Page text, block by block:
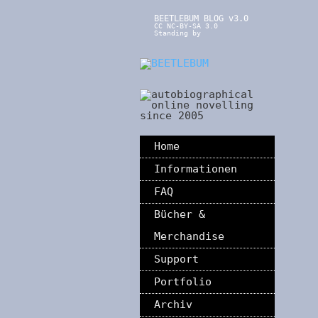
BEETLEBUM BLOG v3.0
CC NC-BY-SA 3.0
Standing by
Home
Informationen
FAQ
Bücher &
Merchandise
Support
Portfolio
Archiv